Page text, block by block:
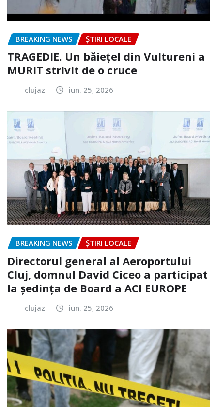
BREAKING NEWS ȘTIRI LOCALE
TRAGEDIE. Un băiețel din Vultureni a
MURIT strivit de o cruce
clujazi iun. 25, 2026
BREAKING NEWS ȘTIRI LOCALE
Directorul general al Aeroportului
Cluj, domnul David Ciceo a participat
la ședința de Board a ACI EUROPE
clujazi iun. 25, 2026